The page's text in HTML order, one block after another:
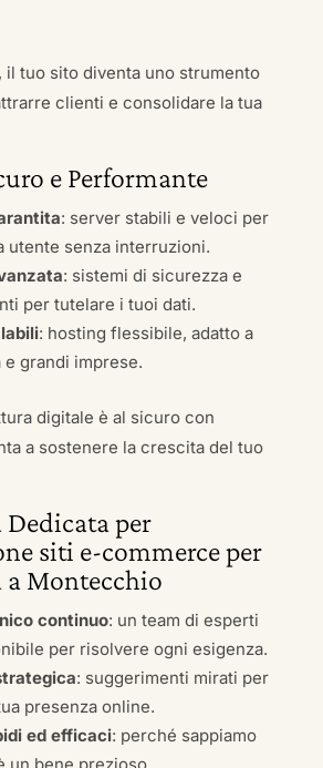
il tuo sito diventa uno strumento
clienti e consolidare la tua
e Performante
: server stabili e veloci per
utente senza interruzioni.
: sistemi di sicurezza e
per tutelare i tuoi dati.
: hosting flessibile, adatto a
grandi imprese.
digitale è al sicuro con
a sostenere la crescita del tuo
Dedicata per
siti e-commerce per
Montecchio
continuo: un team di esperti
per risolvere ogni esigenza.
: suggerimenti mirati per
presenza online.
ed efficaci: perché sappiamo